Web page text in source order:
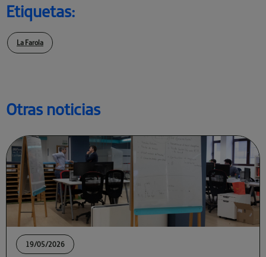
Otras noticias
19/05/2026
Etiquetas:
La Farola